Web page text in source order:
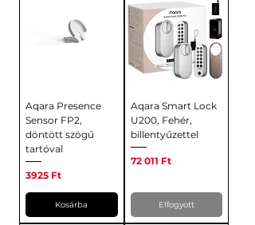
Aqara Presence
Sensor FP2,
döntött szögű
tartóval
Ár
3925 Ft
Kosárba
Aqara Smart Lock
U200, Fehér,
billentyűzettel
Ár
72 011 Ft
Elfogyott